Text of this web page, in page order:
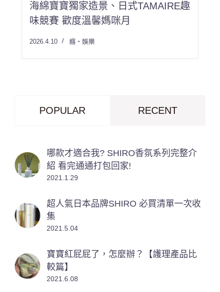
海綿寶寶獨家造景、日式TAMAIRE趣
味競賽 歡度溫馨媽咪月
2026.4.10 癮・娛樂
POPULAR RECENT
哪款才適合我? SHIRO香氛系列完整介
紹 看完通通打包回家!
2021.1.29
超人氣日本品牌SHIRO 必買清單一次收
集
2021.5.04
寶寶紅屁屁了，怎麼辦？【護理產品比
較篇】
2021.6.08